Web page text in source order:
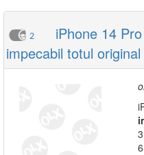
2
iPhone 14
impecabil totul